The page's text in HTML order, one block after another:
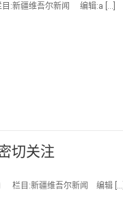
:新疆维吾尔新闻 编辑:a […]
切关注
栏目:新疆维吾尔新闻 编辑 […]